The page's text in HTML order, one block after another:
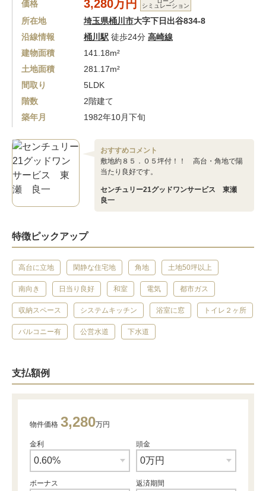
価格 3,280万円 シミュレーション
所在地 埼玉県桶川市大字下日出谷834-8
沿線情報
桶川駅 徒歩24分 高崎線
建物面積
141.18m²
土地面積
281.17m²
間取り
5LDK
階数
2階建て
築年月
1982年10月下旬
おすすめコメント
敷地約８５．０５坪付！！ 高台・角地で陽
当たり良好です。
センチュリー21グッドワンサービス 東瀬
良一
特徴ピックアップ
高台に立地 閑静な住宅地 角地 土地50坪以上
南向き 日当り良好 和室 電気 都市ガス
収納スペース システムキッチン 浴室に窓 トイレ２ヶ所
バルコニー有 公営水道 下水道
支払額例
物件価格 3,280万円
金利 頭金
ボーナス 返済期間